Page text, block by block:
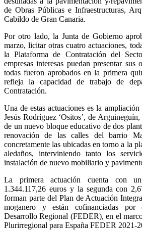
de Obras Públicas e Infraestructuras,
Cabildo de Gran Canaria.
Por otro lado, la Junta de Gobierno
marzo, licitar otras cuatro actuaciones,
la Plataforma de Contratación del
empresas interesas puedan presentar sus
todas fueron aprobados en la primera
refleja la capacidad de trabajo de
Contratación.
Una de estas actuaciones es la
Jesús Rodríguez ‘Ositos’, de
de un nuevo bloque educativo de dos
renovación de las calles del barrio
concretamente las ubicadas en torno a la
aledaños, interviniendo tanto los
instalación de nuevo mobiliario y
La primera actuación cuenta con
1.344.117,26 euros y la segunda con
forman parte del Plan de Actuación
moganero y están cofinanciadas
Desarrollo Regional (FEDER), en el
Plurirregional para España FEDER 2021-